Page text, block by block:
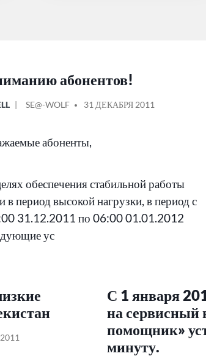
абонентов!
СООБЩЕНИЕ
SE@-WOLF 31 ДЕКАБРЯ 2011
абоненты,
обеспечения стабильной работы
в период высокой нагрузки, в период с
31.12.2011 по 06:00 01.01.2012
ус
С 1 января
на сервисный
помощник»
минуту.